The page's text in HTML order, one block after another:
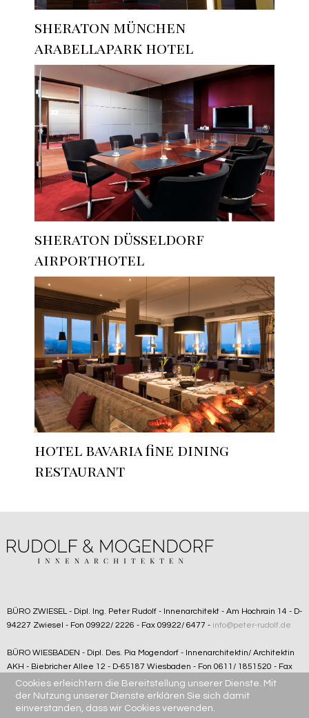
sheraton münchen
arabellapark hotel
sheraton düsseldorf
airporthotel
hotel bavaria fine dining
restaurant
BÜRO ZWIESEL - Dipl. Ing. Peter Rudolf - Innenarchitekt - Am Hochrain 14 - D-
94227 Zwiesel - Fon 09922/ 2226 - Fax 09922/ 6477 - info@peter-rudolf.de
BÜRO WIESBADEN - Dipl. Des. Pia Mogendorf - Innenarchitektin/ Architektin
AKH - Biebricher Allee 12 - D-65187 Wiesbaden - Fon 0611/ 1851520 - Fax
0611/ 1851522 -office@projektdesign-wi.de
Cookies erleichtern die Bereitstellung unserer Dienste. Mit
der Nutzung unserer Dienste erklären Sie sich damit
einverstanden, dass wir Cookies verwenden.